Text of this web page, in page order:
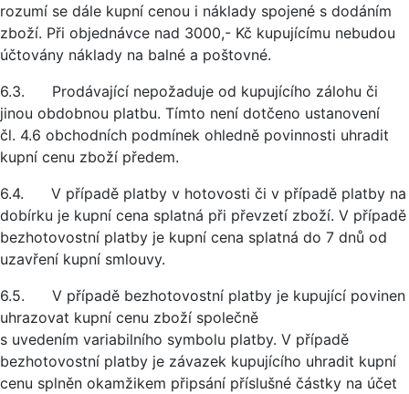
rozumí se dále kupní cenou i náklady spojené s dodáním
zboží. Při objednávce nad 3000,- Kč kupujícímu nebudou
účtovány náklady na balné a poštovné.
6.3. Prodávající nepožaduje od kupujícího zálohu či
jinou obdobnou platbu. Tímto není dotčeno ustanovení
čl. 4.6 obchodních podmínek ohledně povinnosti uhradit
kupní cenu zboží předem.
6.4. V případě platby v hotovosti či v případě platby na
dobírku je kupní cena splatná při převzetí zboží. V případě
bezhotovostní platby je kupní cena splatná do 7 dnů od
uzavření kupní smlouvy.
6.5. V případě bezhotovostní platby je kupující povinen
uhrazovat kupní cenu zboží společně
s uvedením variabilního symbolu platby. V případě
bezhotovostní platby je závazek kupujícího uhradit kupní
cenu splněn okamžikem připsání příslušné částky na účet